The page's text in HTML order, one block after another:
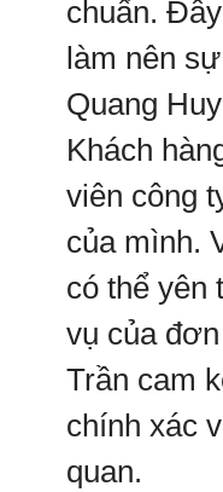
chuẩn.
làm nên
Quang
Khách
viên công
của mình.
có thể yên
vụ của
Trần cam
chính xác
quan.